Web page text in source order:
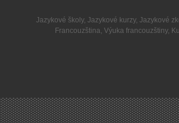
Jazykové školy, Jazykové kurzy, Jazykové
Francouzština,Výuka francouzštiny,